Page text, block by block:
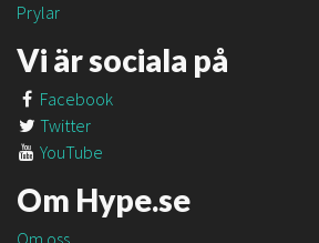
Prylar
Vi är sociala på
Facebook
Twitter
YouTube
Om Hype.se
Om oss